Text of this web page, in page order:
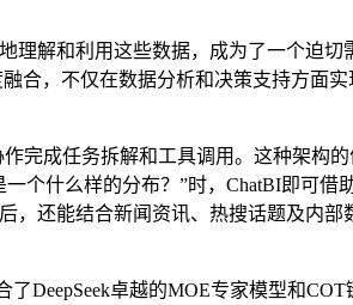
解和利用这些数据，成为了一个迫切
合，不仅在数据分析和决策支持方面
成任务拆解和工具调用。这种架构
个什么样的分布？”时，ChatBI即可
还能结合新闻资讯、热搜话题及内
DeepSeek卓越的MOE专家模型和